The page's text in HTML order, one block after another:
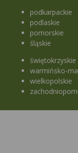
podkarpackie
podlaskie
pomorskie
śląskie
świętokrzyskie
warmińsko-
wielkopolskie